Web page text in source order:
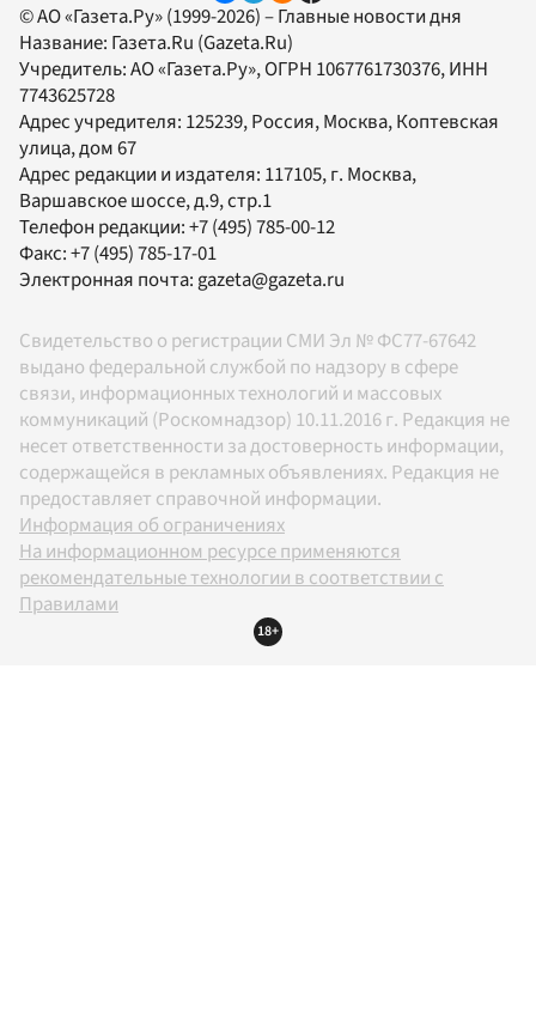
© АО «Газета.Ру» (1999-2026) – Главные новости дня
Название: Газета.Ru (Gazeta.Ru)
Учредитель:АО «Газета.Ру», ОГРН 1067761730376, ИНН
7743625728
Адрес учредителя: 125239, Россия, Москва, Коптевская
улица, дом 67
Адрес редакции и издателя: 117105, г. Москва,
Варшавское шоссе, д.9, стр.1
Телефон редакции:+7 (495) 785-00-12
Факс:+7 (495) 785-17-01
Электронная почта:gazeta@gazeta.ru
Свидетельство о регистрации СМИ Эл № ФС77-67642
выдано федеральной службой по надзору в сфере
связи, информационных технологий и массовых
коммуникаций (Роскомнадзор) 10.11.2016 г. Редакция не
несет ответственности за достоверность информации,
содержащейся в рекламных объявлениях. Редакция не
предоставляет справочной информации.
Информация об ограничениях
На информационном ресурсе применяются
рекомендательные технологии в соответствии с
Правилами
18+